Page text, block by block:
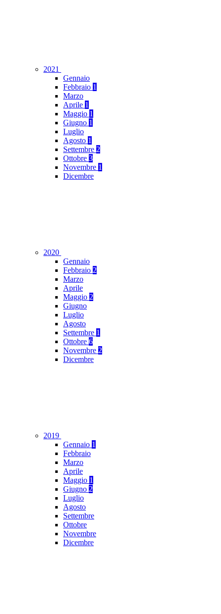
2021
Gennaio
Febbraio 1
Marzo
Aprile 1
Maggio 1
Giugno 1
Luglio
Agosto 1
Settembre 2
Ottobre 3
Novembre 1
Dicembre
2020
Gennaio
Febbraio 2
Marzo
Aprile
Maggio 2
Giugno
Luglio
Agosto
Settembre 1
Ottobre 6
Novembre 2
Dicembre
2019
Gennaio 1
Febbraio
Marzo
Aprile
Maggio 1
Giugno 2
Luglio
Agosto
Settembre
Ottobre
Novembre
Dicembre